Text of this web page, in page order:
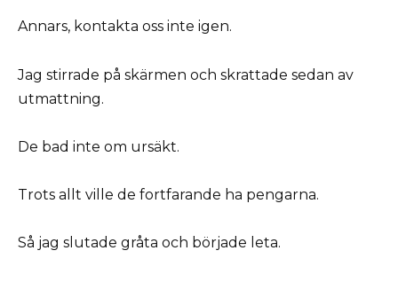
Annars, kontakta oss inte igen.
Jag stirrade på skärmen och skrattade sedan av
utmattning.
De bad inte om ursäkt.
Trots allt ville de fortfarande ha pengarna.
Så jag slutade gråta och började leta.